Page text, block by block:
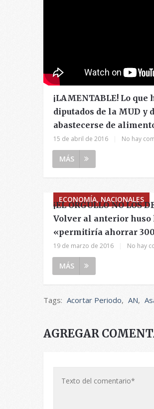
¡LAMENTABLE! Lo que
diputados de la MUD y
abastecerse de
15 de abril de 2016 No hay
MÁS
ECONOMÍA, NACIONALES
¡EL ORGULLO NO LOS
Volver al anterior huso
«permitiría ahorrar
19 de marzo de 2016 No hay
MÁS
Tags: Acortar Periodo, AN,
AGREGAR